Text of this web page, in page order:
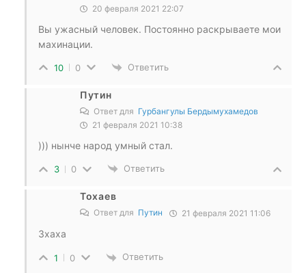
20 февраля 2021 22:07
Вы ужасный человек. Постоянно раскрываете мои
махинации.
10 0 Ответить
Путин
Ответ для Гурбангулы Бердымухамедов
21 февраля 2021 10:38
))) нынче народ умный стал.
3 0 Ответить
Тохаев
Ответ для Путин 21 февраля 2021 11:06
Зхаха
1 0 Ответить